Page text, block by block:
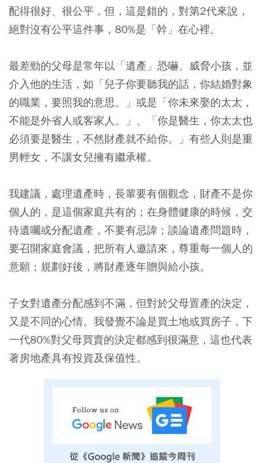
配得很好、很公平，但，這是錯的，對第2代來說，
絕對沒有公平這件事，80%是「幹」在心裡。
最差勁的父母是常年以「遺產」恐嚇、威脅小孩，並
介入他的生活，如「兒子你要聽我的話，你結婚對象
的職業，要照我的意思。」或是「你未來娶的太太，
不能是外省人或客家人。」、「你是醫生，你太太也
必須要是醫生，不然財產就不給你。」有些人則是重
男輕女，不讓女兒擁有繼承權。
我建議，處理遺產時，長輩要有個觀念，財產不是你
個人的，是這個家庭共有的；在身體健康的時候，交
待遺囑或分配遺產，不要有忌諱；談論遺產問題時，
要召開家庭會議，把所有人邀請來，尊重每一個人的
意願；規劃好後，將財產逐年贈與給小孩。
子女對遺產分配感到不滿，但對於父母置產的決定，
又是不同的心情。我發覺不論是買土地或買房子，下
一代80%對父母買賣的決定都感到很滿意，這也代表
著房地產具有投資及保值性。